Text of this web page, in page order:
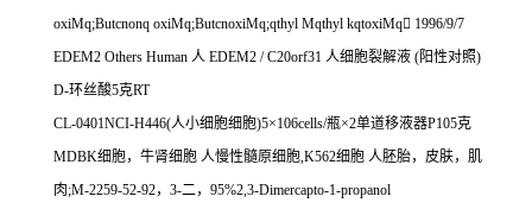
oxiMq;Butcnonq oxiMq;ButcnoxiMq;qthyl Mqthyl kqtoxiMq 1996/9/7
EDEM2 Others Human 人 EDEM2 / C20orf31 人细胞裂解液 (阳性对照)
D-环丝酸5克RT
CL-0401NCI-H446(人小细胞细胞)5×106cells/瓶×2单道移液器P105克
MDBK细胞，牛肾细胞 人慢性髓原细胞,K562细胞 人胚胎，皮肤，肌
肉 ;M-2259-52-92， 3-二， 95%2,3-Dimercapto-1-propanol